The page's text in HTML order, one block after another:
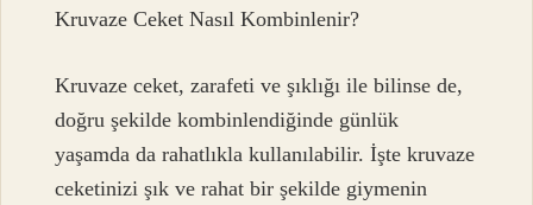
Kruvaze Ceket Nasıl Kombinlenir?
Kruvaze ceket, zarafeti ve şıklığı ile bilinse de,
doğru şekilde kombinlendiğinde günlük
yaşamda da rahatlıkla kullanılabilir. İşte kruvaze
ceketinizi şık ve rahat bir şekilde giymenin